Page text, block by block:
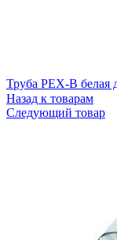
Труба PEX-B белая
Назад к товарам
Следующий товар